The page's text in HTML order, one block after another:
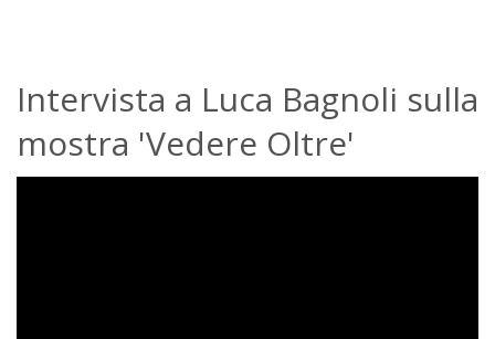
Intervista a Luca Bagnoli sulla
mostra 'Vedere Oltre'